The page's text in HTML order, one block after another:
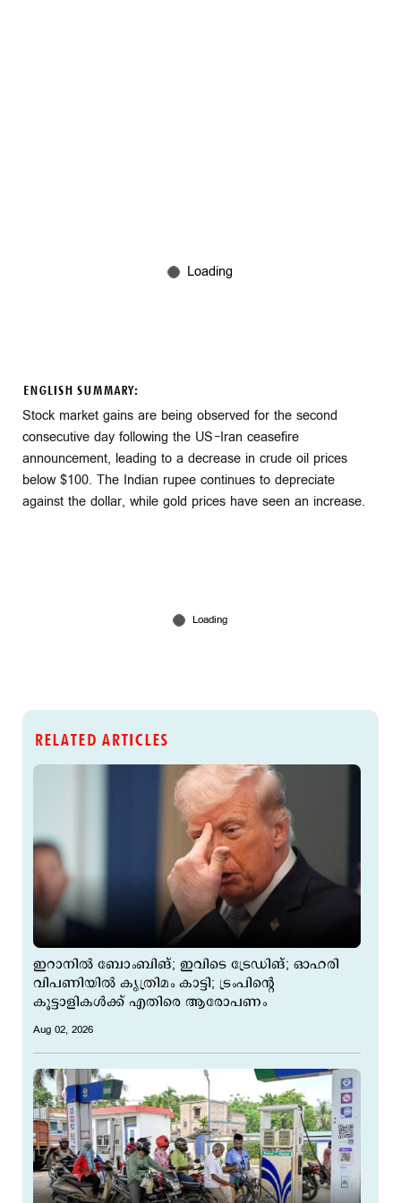
ENGLISH SUMMARY:
Stock market gains are being observed for the second
consecutive day following the US-Iran ceasefire
announcement, leading to a decrease in crude oil prices
below $100. The Indian rupee continues to depreciate
against the dollar, while gold prices have seen an increase.
RELATED ARTICLES
ഇറാനില്‍ ബോംബിങ്; ഇവിടെ ട്രേ‍ഡിങ്; ഓഹരി
വിപണിയില്‍ കൃത്രിമം കാട്ടി; ട്രംപിന്‍റെ
കൂട്ടാളികള്‍ക്ക് എതിരെ ആരോപണം
Aug 02, 2026